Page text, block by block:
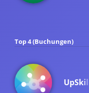
Top 4 (Buchungen)
UpSkill